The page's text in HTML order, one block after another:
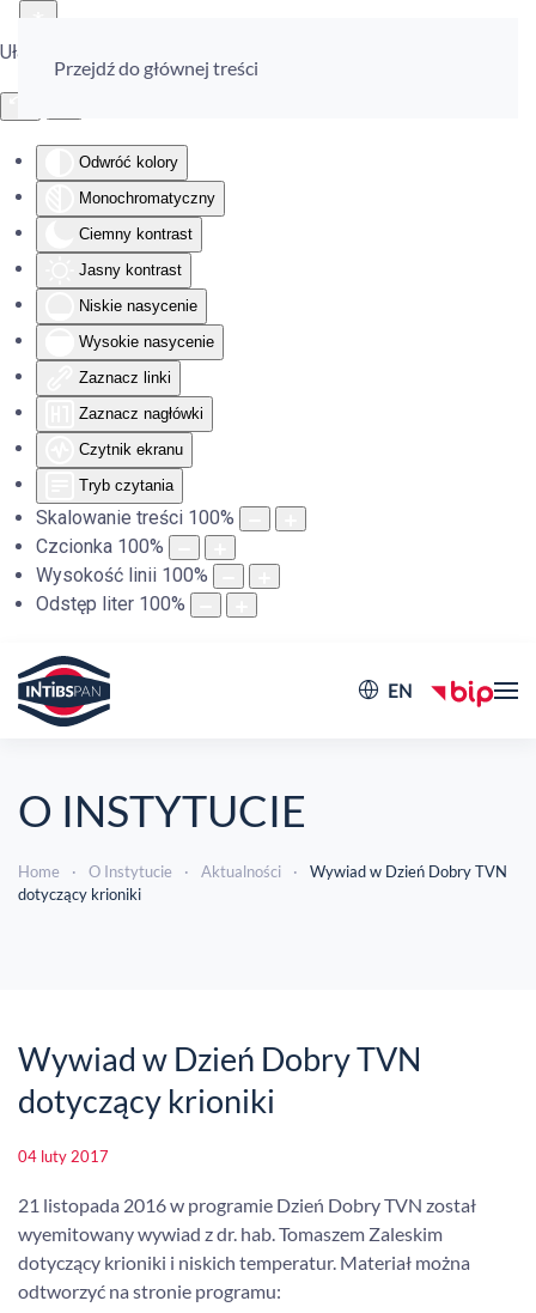
Ułatwienia dostępu
Odwróć kolory
Monochromatyczny
Ciemny kontrast
Jasny kontrast
Niskie nasycenie
Wysokie nasycenie
Zaznacz linki
Zaznacz nagłówki
Czytnik ekranu
Tryb czytania
Skalowanie treści 100%
Czcionka 100%
Wysokość linii 100%
Odstęp liter 100%
Przejdź do głównej treści
EN
O INSTYTUCIE
Home O Instytucie Aktualności
Wywiad w Dzień Dobry TVN
dotyczący krioniki
Wywiad w Dzień Dobry TVN
dotyczący krioniki
04 luty 2017
21 listopada 2016 w programie Dzień Dobry TVN został
wyemitowany wywiad z dr. hab. Tomaszem Zaleskim
dotyczący krioniki i niskich temperatur. Materiał można
odtworzyć na stronie programu: